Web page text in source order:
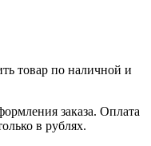
товар по наличной и
заказа. Оплата
в рублях.